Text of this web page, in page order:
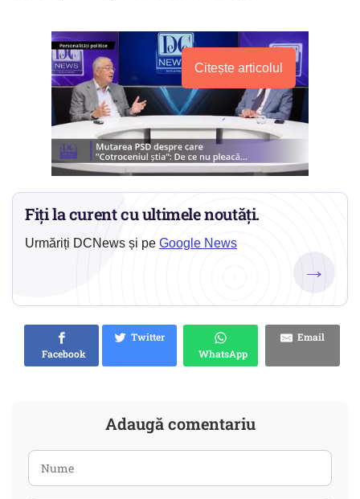
Citește articolul
Fiți la curent cu ultimele noutăți.
Urmăriți DCNews și pe Google News
→
Facebook
Twitter
WhatsApp
Email
Adaugă comentariu